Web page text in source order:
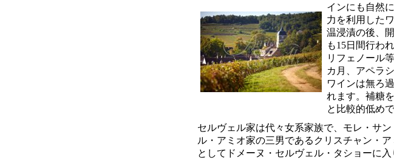
インにも自然
力を利用した
温浸漬の後、
も15日間行わ
リフェノール
カ月、アペラ
ワインは無ろ
れます。補糖
と比較的低め
セルヴェル家は代々女系家族で、モレ・サ
ル・アミオ家の三男であるクリスチャン・
としてドメーヌ・セルヴェル・タショーに